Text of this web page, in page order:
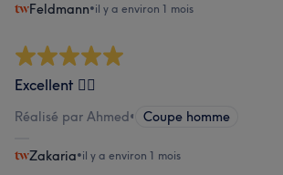
Feldmann•il y a environ 1 mois
Excellent 👌🏻
Réalisé par Ahmed• Coupe homme
Zakaria•il y a environ 1 mois